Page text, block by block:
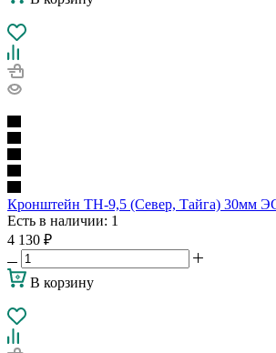
Кронштейн ТН-9,5 (Север, Тайга) 30мм
Есть в наличии: 1
4 130 ₽
В корзину